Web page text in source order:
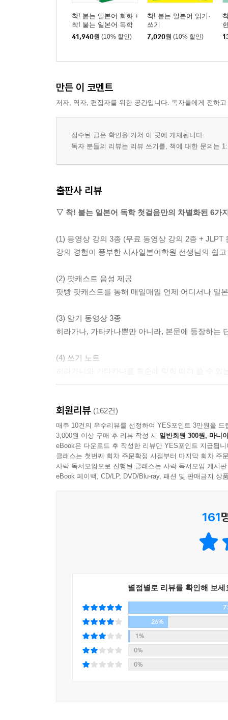
착! 붙는 일본어 회화 +
착! 붙는 일본어 독학
첫걸음 + 착! 붙는 일본
어 단어장 세트
41,940원 (10% 할인)
착! 붙는 일본어 읽기·
쓰기
7,020원 (10% 할인)
만든 이 코멘트
저자, 역자, 편집자를 위한 공간입니다. 독자들에게 전하
접수된 글은 확인을 거쳐 이 곳에 게재됩니다.
독자 분들의 리뷰는 리뷰 쓰기를, 책에 대한 문의는
출판사 리뷰
▽ 착! 붙는 일본어 독학 첫걸음만의 차별화된 6가
(1) 동영상 강의 3종 (무료 동영상 강의 2종 + JLPT
강의 경험이 풍부한 시사일본어학원 선생님의 쉽
(2) 팟캐스트 음성 제공
팟빵 팟캐스트를 통해 매일매일 언제 어디서나 일
(3) 암기 동영상 3종
히라가나, 가타카나뿐만 아니라, 본문에 등장하는
(4) 쓰기 노트
어려운 형용사와 동사 활용을 복습해 볼 수 있는
(6) 학습 도우미 셀로판지
한자 위 한글 요미가나와 히라가나, 예문 해석 등
★ 증보판 특별 부록★
실제 시험과 동일한 문제지 및 정답지로 미리 시험
교재에 나오는 문법과 문형을 익히면 충분히 읽을
회원리뷰 (162건)
매주 10건의 우수리뷰를 선정하여 YES포인트 3만원을 드
3,000원 이상 구매 후 리뷰 작성 시 일반회원 300원, 마니
eBook은 다운로드 후 작성한 리뷰만 YES포인트 지급됩니
클래스는 첫번째 회차 주문확정 시점부터 마지막 회차 주
사락 독서모임으로 진행된 클래스는 사락 독서모임 게시
eBook 페이백, CD/LP, DVD/Blu-ray, 패션 및 판매금지 상
161
별점별로 리뷰를 확인해 보세
26%
1%
0%
0%